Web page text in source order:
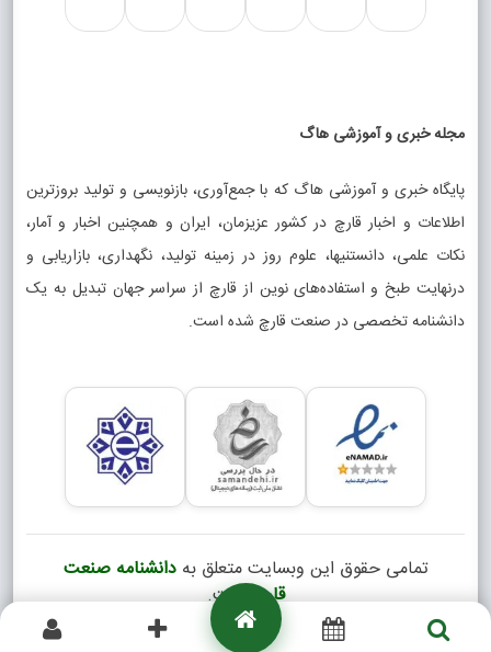
مجله خبری و آموزشی هاگ
پایگاه خبری و آموزشی هاگ که با جمع‌آوری، بازنویسی و تولید بروزترین
اطلاعات و اخبار قارچ در کشور عزیزمان، ایران و همچنین اخبار و آمار،
نکات علمی، دانستنیها، علوم روز در زمینه تولید، نگهداری، بازاریابی و
درنهایت طبخ و استفاده‌های نوین از قارچ از سراسر جهان تبدیل به یک
دانشنامه تخصصی در صنعت قارچ شده است.
تمامی حقوق این وبسایت متعلق بهدانشنامه صنعت
قارچ است.
Copyright © 2026